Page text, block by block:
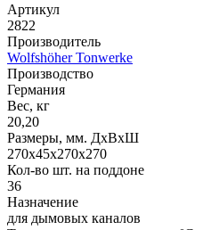
Артикул
2822
Производитель
Wolfshöher Tonwerke
Производство
Германия
Вес, кг
20,20
Размеры, мм. ДхВхШ
270х45х270х270
Кол-во шт. на поддоне
36
Назначение
для дымовых каналов